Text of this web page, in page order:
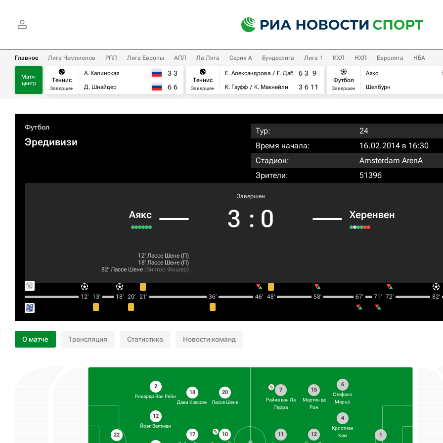
Главное Лига Чемпионов РПЛ Лига Европы АПЛ Ла Лига Серия А Бундеслига Лига 1 КХЛ НХЛ Евролига НБА
Матч-
центр
Теннис
Завершен
А. Калинская
Д. Шнайдер
3 3
6 6
Теннис
Завершен
Е. Александрова
Г. Дабровски
К. Гауфф
К. Макнейли
6 3 9
3 6 11
Футбол
Завершен
Аякс
Шелбурн
Футбол
Эредивизи
Тур:
24
Время начала:
16.02.2014 в 16:30
Стадион:
Amsterdam ArenA
Зрители:
51396
Аякс
Завершен
3 : 0 Херенвен
12‎’‎ Лассе Шене (П)
18‎’‎ Лассе Шене (П)
82‎’‎ Лассе Шене (Виктор Фишер)
12‎’‎ 13‎’‎ 18‎’‎ 20‎’‎ 21‎’‎ 36‎’‎ 46‎’‎ 48‎’‎ 58‎’‎ 67‎’‎ 71‎’‎ 72‎’‎ 82‎’‎
О матче Трансляция Статистика Новости команд
22
2
Рикардо Ван Рейн
12
Йоэл Велтман
18
Дэви Классен
17
20
Лассе Шене
10 1
6
Стефано
Марцо
4
Кристиан
Кам
15
Мартен де
Рон
12
7
Райив ван Ла
Парра
11